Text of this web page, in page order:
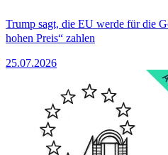
Trump sagt, die EU werde für die
hohen Preis“ zahlen
25.07.2026